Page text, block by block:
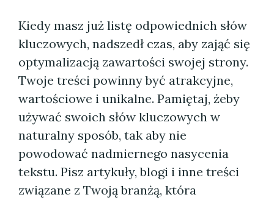
Kiedy masz już listę odpowiednich słów
kluczowych, nadszedł czas, aby zająć się
optymalizacją zawartości swojej strony.
Twoje treści powinny być atrakcyjne,
wartościowe i unikalne. Pamiętaj, żeby
używać swoich słów kluczowych w
naturalny sposób, tak aby nie
powodować nadmiernego nasycenia
tekstu. Pisz artykuły, blogi i inne treści
związane z Twoją branżą, która